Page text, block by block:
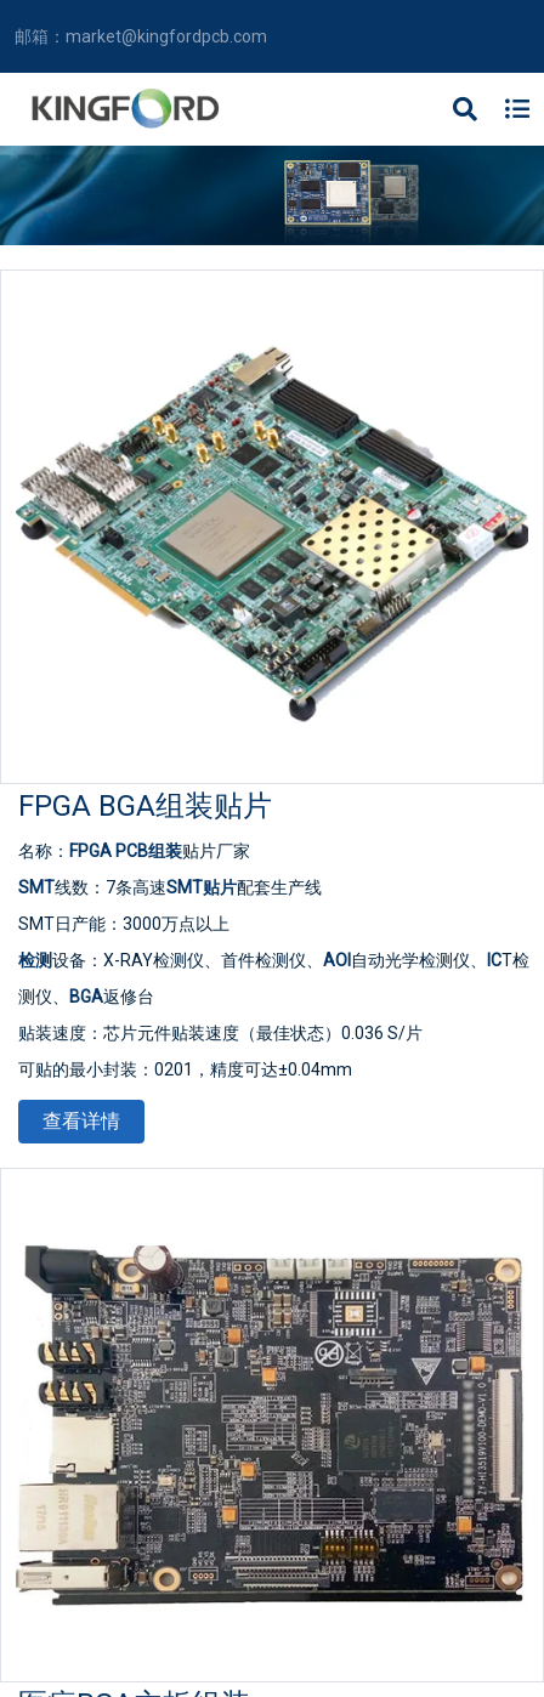
邮箱： market@kingfordpcb.com
FPGA BGA组装贴片
名称： FPGA PCB组装贴片厂家
SMT线数：7条高速SMT贴片配套生产线
SMT日产能：3000万点以上
检测设备：X-RAY检测仪、首件检测仪、 AOI 自动光学检测仪、 ICT检
测仪、
BGA返修台
贴装速度：芯片元件贴装速度（最佳状态）0.036 S/片
可贴的最小封装：0201，精度可达±0.04mm
最小器件精度：可贴装PLCC、QFP、BGA、CSP等器件，管脚间距
可达±0.04mm
高难度产品
查看详情